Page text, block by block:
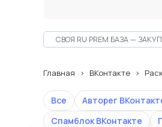
Главная
ВКонтакте
Все Авторег
Спамблок ВКонтакте